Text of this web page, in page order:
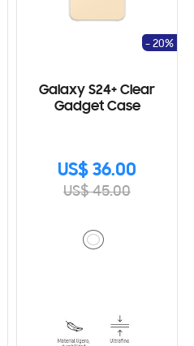
Galaxy S24+ Clear
Gadget Case
US$ 36.00
US$ 45.00
- 20%